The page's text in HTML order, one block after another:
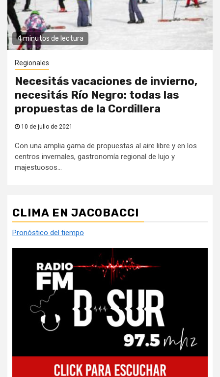
4 minutos de lectura
Regionales
Necesitás vacaciones de invierno,
necesitás Río Negro: todas las
propuestas de la Cordillera
10 de julio de 2021
Con una amplia gama de propuestas al aire libre y en los
centros invernales, gastronomía regional de lujo y
majestuosos...
CLIMA EN JACOBACCI
Pronóstico del tiempo